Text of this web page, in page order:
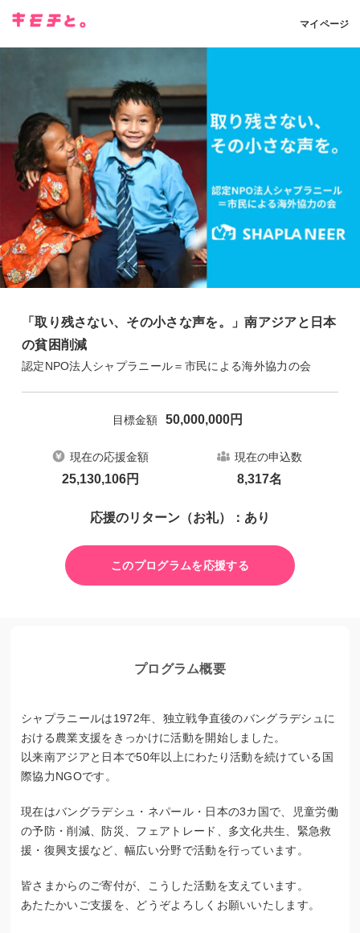
マイページ
「取り残さない、その小さな声を。」南アジアと日本
の貧困削減
認定NPO法人シャプラニール＝市民による海外協力の会
目標金額 50,000,000円
現在の応援金額
25,130,106円
現在の申込数
8,317名
応援のリターン（お礼）：あり
このプログラムを応援する
プログラム概要
シャプラニールは1972年、独立戦争直後のバングラデシュに
おける農業支援をきっかけに活動を開始しました。
以来南アジアと日本で50年以上にわたり活動を続けている国
際協力NGOです。
現在はバングラデシュ・ネパール・日本の3カ国で、児童労働
の予防・削減、防災、フェアトレード、多文化共生、緊急救
援・復興支援など、幅広い分野で活動を行っています。
皆さまからのご寄付が、こうした活動を支えています。
あたたかいご支援を、どうぞよろしくお願いいたします。